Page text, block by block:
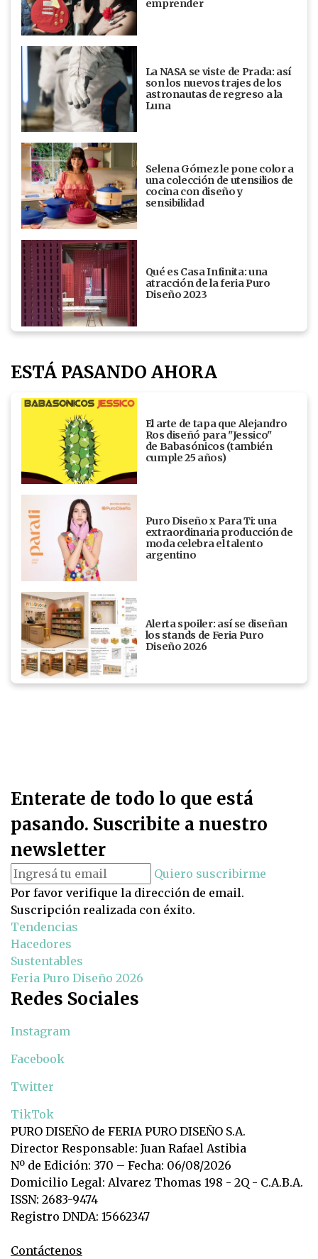
emprender
La NASA se viste de Prada: así
son los nuevos trajes de los
astronautas de regreso a la
Luna
Selena Gómez le pone color a
una colección de utensilios de
cocina con diseño y
sensibilidad
Qué es Casa Infinita: una
atracción de la feria Puro
Diseño 2023
ESTÁ PASANDO AHORA
El arte de tapa que Alejandro
Ros diseñó para "Jessico"
de Babasónicos (también
cumple 25 años)
Puro Diseño x Para Ti: una
extraordinaria producción de
moda celebra el talento
argentino
Alerta spoiler: así se diseñan
los stands de Feria Puro
Diseño 2026
Enterate de todo lo que está
pasando. Suscribite a nuestro
newsletter
Quiero suscribirme
Por favor verifique la dirección de email.
Suscripción realizada con éxito.
Tendencias
Hacedores
Sustentables
Feria Puro Diseño 2026
Redes Sociales
Instagram
Facebook
Twitter
TikTok
PURO DISEÑO de FERIA PURO DISEÑO S.A.
Director Responsable: Juan Rafael Astibia
Nº de Edición: 370 – Fecha: 06/08/2026
Domicilio Legal: Alvarez Thomas 198 - 2Q - C.A.B.A.
ISSN: 2683-9474
Registro DNDA: 15662347
Contáctenos